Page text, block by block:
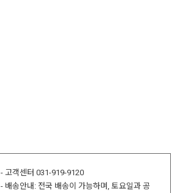
- 고객센터 031-919-9120
- 배송안내: 전국 배송이 가능하며, 토요일과 공